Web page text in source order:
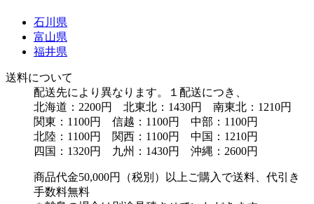
石川県
富山県
福井県
送料について
配送先により異なります。１配送につき、
北海道：2200円 北東北：1430円 南東北：1210円
関東：1100円 信越：1100円 中部：1100円
北陸：1100円 関西：1100円 中国：1210円
四国：1320円 九州：1430円 沖縄：2600円
商品代金50,000円（税別）以上ご購入で送料、代引き
手数料無料